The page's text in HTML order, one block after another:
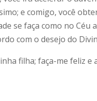
e comigo, você
se faça como no Céu
com o desejo do
filha; faça-me feliz e